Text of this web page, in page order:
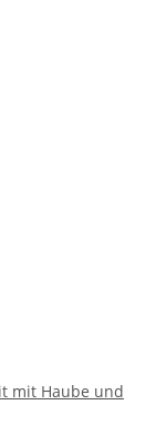
mit Haube und